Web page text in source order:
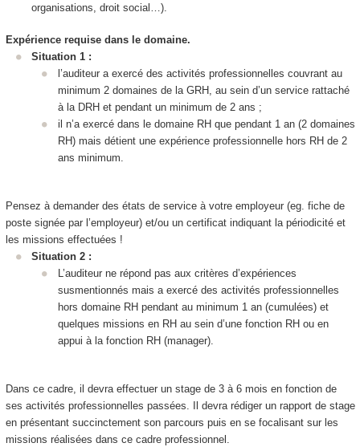
organisations, droit social…).
Expérience requise dans le domaine.
Situation 1 :
l’auditeur a exercé des activités professionnelles couvrant au
minimum 2 domaines de la GRH, au sein d’un service rattaché
à la DRH et pendant un minimum de 2 ans ;
il n’a exercé dans le domaine RH que pendant 1 an (2 domaines
RH) mais détient une expérience professionnelle hors RH de 2
ans minimum.
Pensez à demander des états de service à votre employeur (eg. fiche de
poste signée par l’employeur) et/ou un certificat indiquant la périodicité et
les missions effectuées !
Situation 2 :
L’auditeur ne répond pas aux critères d’expériences
susmentionnés mais a exercé des activités professionnelles
hors domaine RH pendant au minimum 1 an (cumulées) et
quelques missions en RH au sein d’une fonction RH ou en
appui à la fonction RH (manager).
Dans ce cadre, il devra effectuer un stage de 3 à 6 mois en fonction de
ses activités professionnelles passées. Il devra rédiger un rapport de stage
en présentant succinctement son parcours puis en se focalisant sur les
missions réalisées dans ce cadre professionnel.